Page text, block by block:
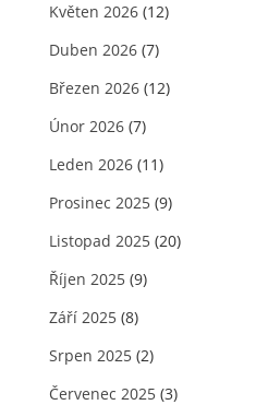
Květen 2026 (12)
Duben 2026 (7)
Březen 2026 (12)
Únor 2026 (7)
Leden 2026 (11)
Prosinec 2025 (9)
Listopad 2025 (20)
Říjen 2025 (9)
Září 2025 (8)
Srpen 2025 (2)
Červenec 2025 (3)